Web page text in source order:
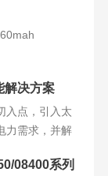
解决方案
入点，引入太
力需求，并解
08400系列